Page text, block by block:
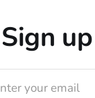
Sign
your email